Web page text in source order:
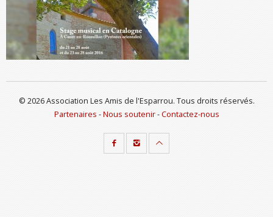
© 2026 Association Les Amis de l'Esparrou. Tous droits réservés.
Partenaires -Nous soutenir-Contactez-nous